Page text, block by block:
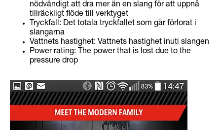
nödvändigt att dra mer än en slang för att uppnå
tillräckligt flöde till verktyget
Tryckfall: Det totala tryckfallet som går förlorat i
slangarna
Vattnets hastighet: Vattnets hastighet inuti slangen
Power rating: The power that is lost due to the
pressure drop